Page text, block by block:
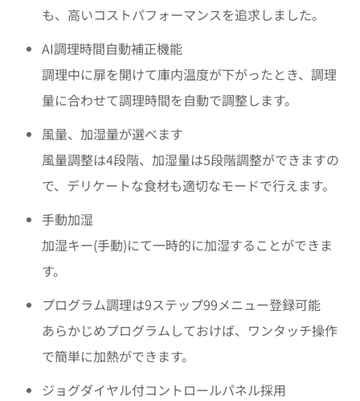
も、高いコストパフォーマンスを追求しました。
AI調理時間自動補正機能
調理中に扉を開けて庫内温度が下がったとき、調理
量に合わせて調理時間を自動で調整します。
風量、加湿量が選べます
風量調整は4段階、加湿量は5段階調整ができますの
で、デリケートな食材も適切なモードで行えます。
手動加湿
加湿キー(手動)にて一時的に加湿することができま
す。
プログラム調理は9ステップ99メニュー登録可能
あらかじめプログラムしておけば、ワンタッチ操作
で簡単に加熱ができます。
ジョグダイヤル付コントロールパネル採用